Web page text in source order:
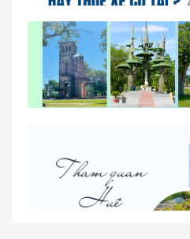
So sánh thuê xe tự lái và
Nhà Xe Con Voi – Dịch Vụ
Sân Bay Phú Bài Đi Thánh